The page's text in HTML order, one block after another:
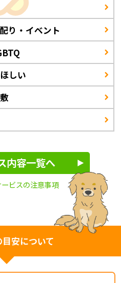
り・イベント
しい
内容一覧へ
ビスの注意事項
安について